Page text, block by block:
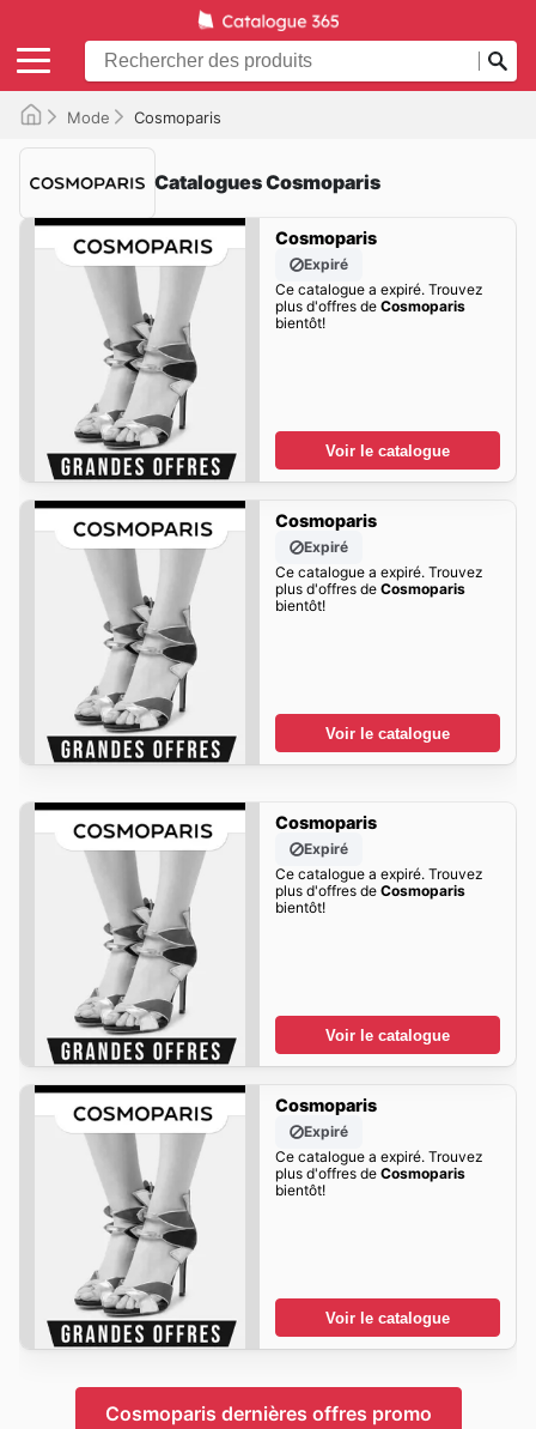
Mode Cosmoparis
Catalogues Cosmoparis
Cosmoparis
Expiré
Ce catalogue a expiré. Trouvez
plus d'offres de Cosmoparis
bientôt!
Voir le catalogue
Cosmoparis
Expiré
Ce catalogue a expiré. Trouvez
plus d'offres de Cosmoparis
bientôt!
Voir le catalogue
Cosmoparis
Expiré
Ce catalogue a expiré. Trouvez
plus d'offres de Cosmoparis
bientôt!
Voir le catalogue
Cosmoparis
Expiré
Ce catalogue a expiré. Trouvez
plus d'offres de Cosmoparis
bientôt!
Voir le catalogue
Cosmoparis dernières offres promo